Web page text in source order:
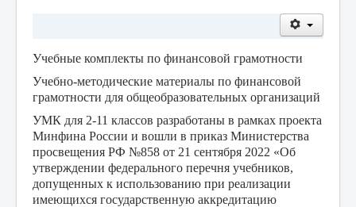
Учебные комплекты по финансовой грамотности
Учебно-методические материалы по финансовой
грамотности для общеобразовательных организаций
УМК для 2-11 классов разработаны в рамках проекта
Минфина России и вошли в приказ Министерства
просвещения РФ №858 от 21 сентября 2022 «Об
утверждении федерального перечня учебников,
допущенных к использованию при реализации
имеющихся государственную аккредитацию